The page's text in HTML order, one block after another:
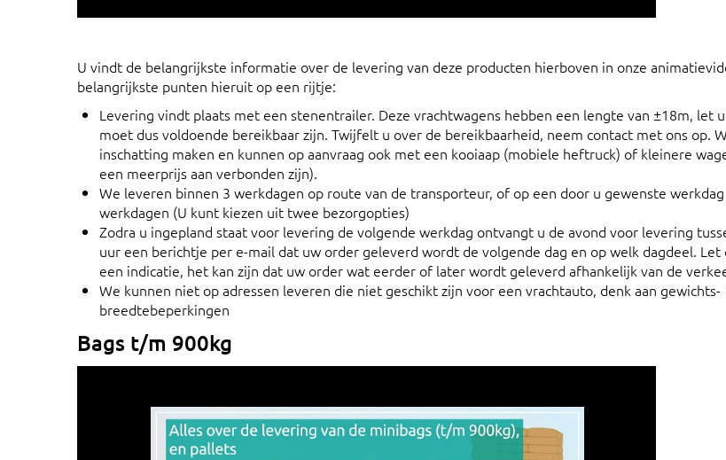
U vindt de belangrijkste informatie over de levering van deze producten hierboven in onze
belangrijkste punten hieruit op een rijtje:
Levering vindt plaats met een stenentrailer. Deze vrachtwagens hebben een lengte van ±18m, let
moet dus voldoende bereikbaar zijn. Twijfelt u over de bereikbaarheid, neem contact met ons op.
inschatting maken en kunnen op aanvraag ook met een kooiaap (mobiele heftruck) of kleinere
een meerprijs aan verbonden zijn).
We leveren binnen 3 werkdagen op route van de transporteur, of op een door u gewenste
werkdagen (U kunt kiezen uit twee bezorgopties)
Zodra u ingepland staat voor levering de volgende werkdag ontvangt u de avond voor levering
uur een berichtje per e-mail dat uw order geleverd wordt de volgende dag en op welk dagdeel. Let
een indicatie, het kan zijn dat uw order wat eerder of later wordt geleverd afhankelijk van de
We kunnen niet op adressen leveren die niet geschikt zijn voor een vrachtauto, denk aan
breedtebeperkingen
Bags t/m 900kg